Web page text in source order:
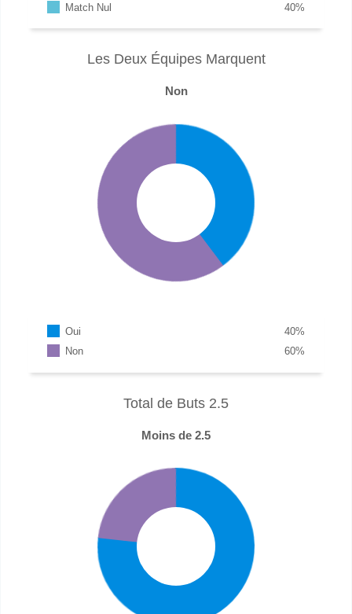
Match Nul
%
40
Les Deux Équipes Marquent
Non
Oui %
40
Non
%
60
Total de Buts 2.5
Moins de 2.5